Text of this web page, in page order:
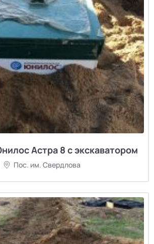
Астра 8 с экскаватором
Пос. им. Свердлова